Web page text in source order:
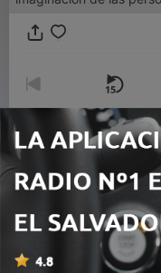
Episodios
Cultura de Paz
09 nov. 2020